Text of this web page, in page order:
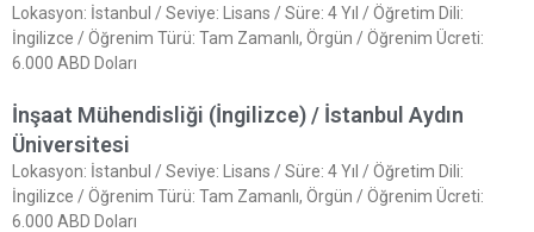
Lokasyon: İstanbul / Seviye: Lisans / Süre: 4 Yıl / Öğretim Dili:
İngilizce / Öğrenim Türü: Tam Zamanlı, Örgün / Öğrenim Ücreti:
6.000 ABD Doları
İnşaat Mühendisliği (İngilizce) / İstanbul Aydın
Üniversitesi
Lokasyon: İstanbul / Seviye: Lisans / Süre: 4 Yıl / Öğretim Dili:
İngilizce / Öğrenim Türü: Tam Zamanlı, Örgün / Öğrenim Ücreti:
6.000 ABD Doları